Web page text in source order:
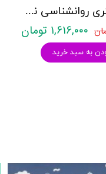
کتاب دکتری روانشناسی نشر آراه - دو جلدی
۱,۶۱۶,۰۰۰ تومان
به سبد خرید